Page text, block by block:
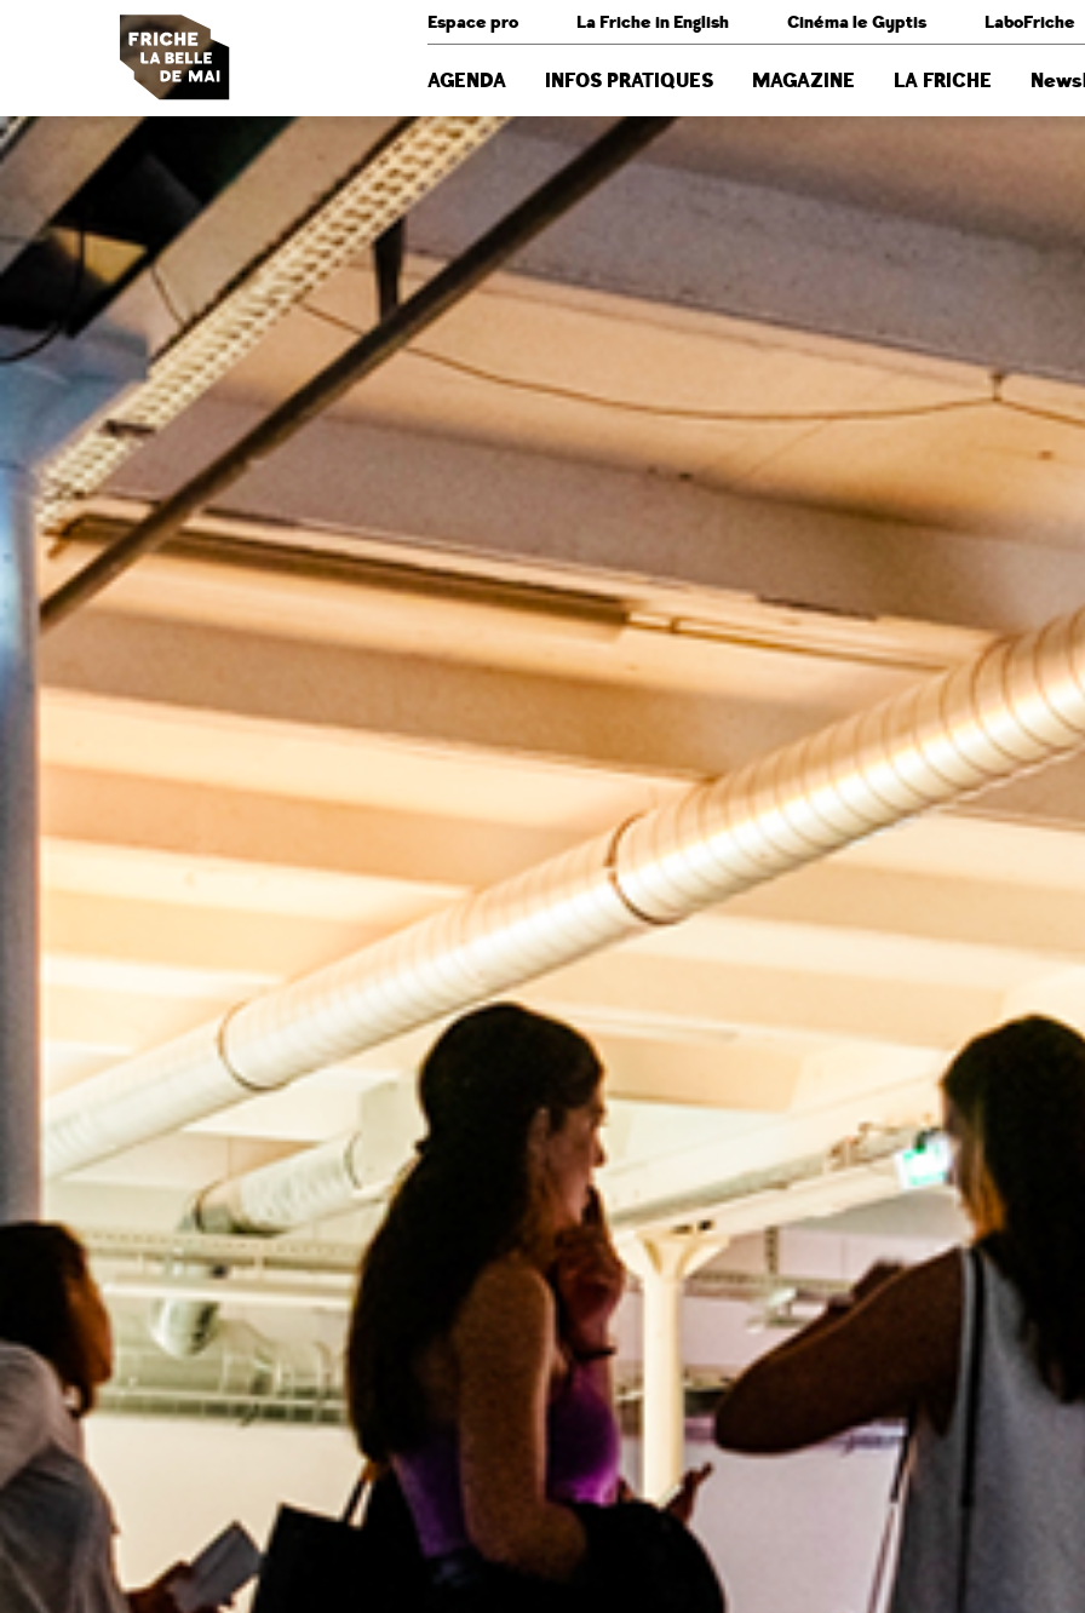
Espace pro La Friche in English Cinéma le Gyptis LaboFriche
AGENDA INFOS PRATIQUES MAGAZINE LA FRICHE
Panneau de gestion des cookies